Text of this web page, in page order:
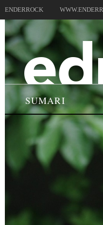
ENDERROCK
SUMARI